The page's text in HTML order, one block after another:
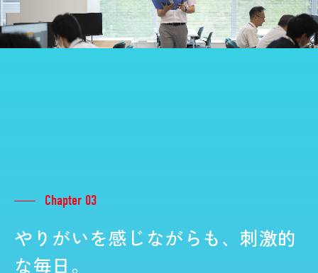
Chapter 03
やりがいを感じながらも、刺激的
な毎日。